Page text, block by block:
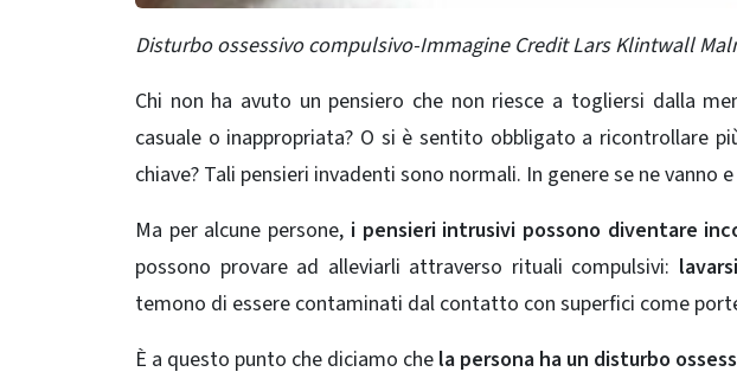
Disturbo ossessivo compulsivo-Immagine Credit Lars Klintwall
Chi non ha avuto un pensiero che non riesce a togliersi dalla
casuale o inappropriata? O si è sentito obbligato a ricontrollare
chiave? Tali pensieri invadenti sono normali. In genere se ne vanno
Ma per alcune persone, i pensieri intrusivi possono diventare
possono provare ad alleviarli attraverso rituali compulsivi:
temono di essere contaminati dal contatto con superfici come
È a questo punto che diciamo che la persona ha un disturbo